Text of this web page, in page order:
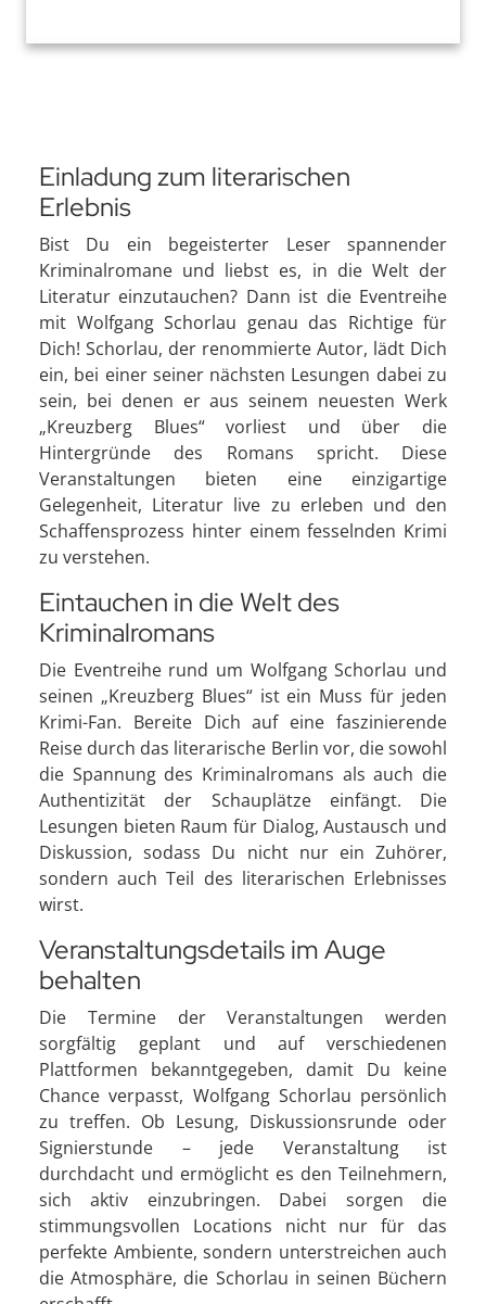
Einladung zum literarischen
Erlebnis
Bist Du ein begeisterter Leser spannender
Kriminalromane und liebst es, in die Welt der
Literatur einzutauchen? Dann ist die Eventreihe
mit Wolfgang Schorlau genau das Richtige für
Dich! Schorlau, der renommierte Autor, lädt Dich
ein, bei einer seiner nächsten Lesungen dabei zu
sein, bei denen er aus seinem neuesten Werk
„Kreuzberg Blues“ vorliest und über die
Hintergründe des Romans spricht. Diese
Veranstaltungen bieten eine einzigartige
Gelegenheit, Literatur live zu erleben und den
Schaffensprozess hinter einem fesselnden Krimi
zu verstehen.
Eintauchen in die Welt des
Kriminalromans
Die Eventreihe rund um Wolfgang Schorlau und
seinen „Kreuzberg Blues“ ist ein Muss für jeden
Krimi-Fan. Bereite Dich auf eine faszinierende
Reise durch das literarische Berlin vor, die sowohl
die Spannung des Kriminalromans als auch die
Authentizität der Schauplätze einfängt. Die
Lesungen bieten Raum für Dialog, Austausch und
Diskussion, sodass Du nicht nur ein Zuhörer,
sondern auch Teil des literarischen Erlebnisses
wirst.
Veranstaltungsdetails im Auge
behalten
Die Termine der Veranstaltungen werden
sorgfältig geplant und auf verschiedenen
Plattformen bekanntgegeben, damit Du keine
Chance verpasst, Wolfgang Schorlau persönlich
zu treffen. Ob Lesung, Diskussionsrunde oder
Signierstunde – jede Veranstaltung ist
durchdacht und ermöglicht es den Teilnehmern,
sich aktiv einzubringen. Dabei sorgen die
stimmungsvollen Locations nicht nur für das
perfekte Ambiente, sondern unterstreichen auch
die Atmosphäre, die Schorlau in seinen Büchern